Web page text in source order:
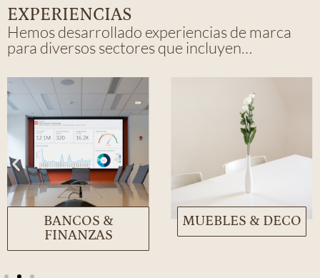
EXPERIENCIAS
Hemos desarrollado experiencias de marca
para diversos sectores que incluyen…
BANCOS &
FINANZAS
MUEBLES & DECO